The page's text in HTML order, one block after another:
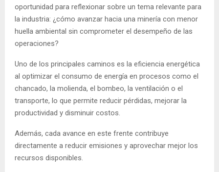
oportunidad para reflexionar sobre un tema relevante para
la industria: ¿cómo avanzar hacia una minería con menor
huella ambiental sin comprometer el desempeño de las
operaciones?
Uno de los principales caminos es la eficiencia energética
al optimizar el consumo de energía en procesos como el
chancado, la molienda, el bombeo, la ventilación o el
transporte, lo que permite reducir pérdidas, mejorar la
productividad y disminuir costos.
Además, cada avance en este frente contribuye
directamente a reducir emisiones y aprovechar mejor los
recursos disponibles.